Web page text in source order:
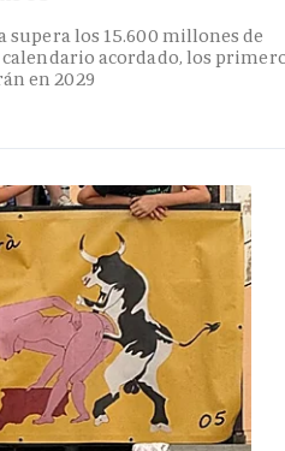
los 15.600 millones de
calendario acordado, los
en 2029